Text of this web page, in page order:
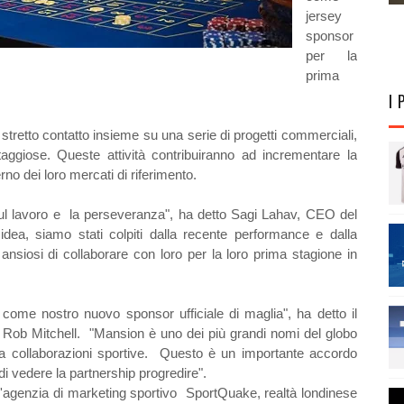
jersey
sponsor
per la
prima
contatto insieme su una serie di progetti commerciali,
Queste attività contribuiranno ad incrementare la
dei loro mercati di riferimento.
lavoro e la perseveranza", ha detto Sagi Lahav, CEO del
siamo stati colpiti dalla recente performance e dalla
di collaborare con loro per la loro prima stagione in
nostro nuovo sponsor ufficiale di maglia", ha detto il
Mitchell. "Mansion è uno dei più grandi nomi del globo
collaborazioni sportive. Questo è un importante accordo
vedere la partnership progredire".
di marketing sportivo SportQuake, realtà londinese
I